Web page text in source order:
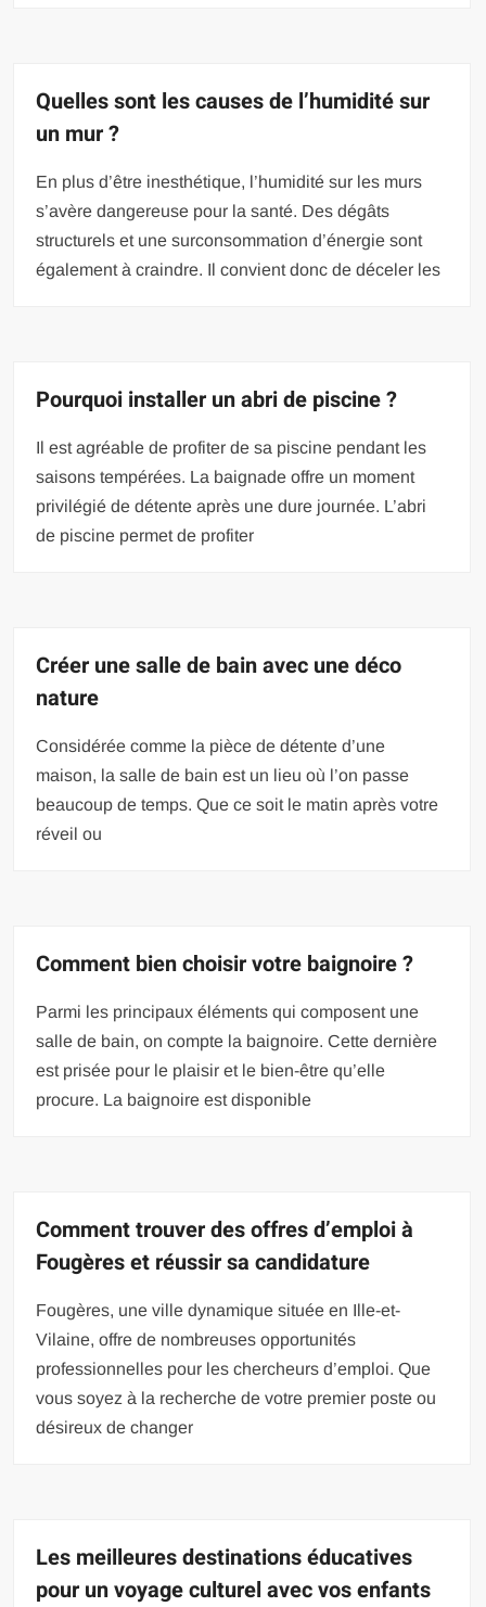
Quelles sont les causes de l’humidité sur
un mur ?
En plus d’être inesthétique, l’humidité sur les murs
s’avère dangereuse pour la santé. Des dégâts
structurels et une surconsommation d’énergie sont
également à craindre. Il convient donc de déceler les
Pourquoi installer un abri de piscine ?
Il est agréable de profiter de sa piscine pendant les
saisons tempérées. La baignade offre un moment
privilégié de détente après une dure journée. L’abri
de piscine permet de profiter
Créer une salle de bain avec une déco
nature
Considérée comme la pièce de détente d’une
maison, la salle de bain est un lieu où l’on passe
beaucoup de temps. Que ce soit le matin après votre
réveil ou
Comment bien choisir votre baignoire ?
Parmi les principaux éléments qui composent une
salle de bain, on compte la baignoire. Cette dernière
est prisée pour le plaisir et le bien-être qu’elle
procure. La baignoire est disponible
Comment trouver des offres d’emploi à
Fougères et réussir sa candidature
Fougères, une ville dynamique située en Ille-et-
Vilaine, offre de nombreuses opportunités
professionnelles pour les chercheurs d’emploi. Que
vous soyez à la recherche de votre premier poste ou
désireux de changer
Les meilleures destinations éducatives
pour un voyage culturel avec vos enfants